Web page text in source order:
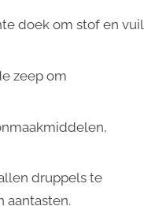
doek om stof en vuil
zeep om
druppels te
aantasten.